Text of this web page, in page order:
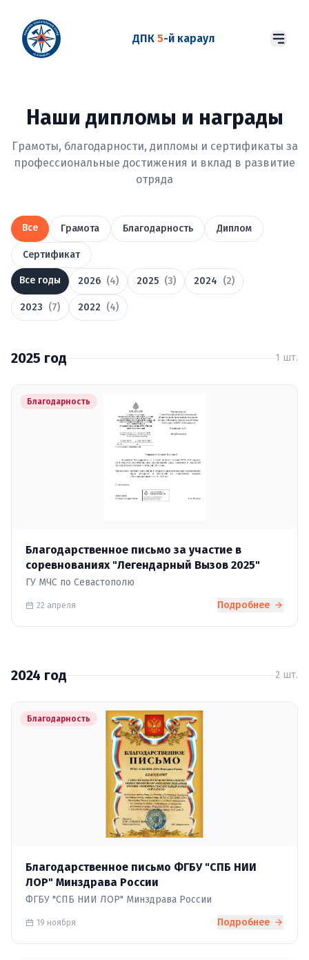
ДПК 5-й караул
Наши дипломы и награды
Грамоты, благодарности, дипломы и сертификаты за
профессиональные достижения и вклад в развитие
отряда
Все Грамота Благодарность Диплом
Сертификат
Все годы 2026 (4) 2025 (3) 2024 (2)
2023 (7) 2022 (4)
2025 год 1 шт.
Благодарность
Благодарственное письмо за участие в
соревнованиях "Легендарный Вызов 2025"
ГУ МЧС по Севастополю
22 апреля Подробнее
2024 год 2 шт.
Благодарность
Благодарственное письмо ФГБУ "СПБ НИИ
ЛОР" Минздрава России
ФГБУ "СПБ НИИ ЛОР" Минздрава России
19 ноября Подробнее